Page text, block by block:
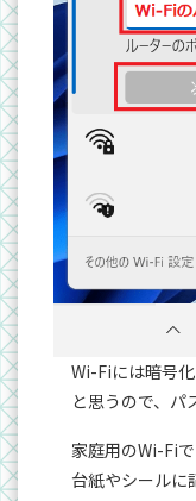
Wi-Fiには暗号
と思うので、パ
家庭用のWi-Fi
台紙やシールに